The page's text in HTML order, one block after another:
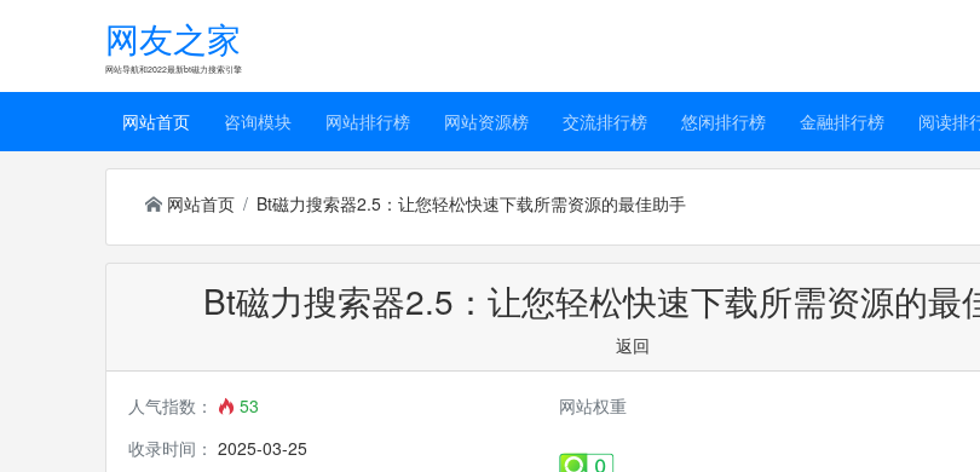
网友之家
网站导航和2022最新bt磁力搜索引擎
网站首页 咨询模块 网站排行榜 网站资源榜 交流排行榜 悠闲排行榜 金融排行榜 阅读排
网站首页 Bt磁力搜索器2.5：让您轻松快速下载所需资源的最佳助手
Bt磁力搜索器2.5：让您轻松快速下载所需资源的最
返回
人气指数：
53
收录时间： 2025-03-25
网站权重